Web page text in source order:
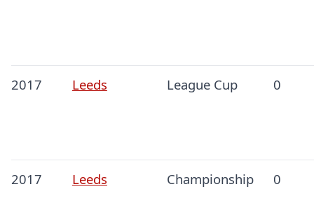
2017 Leeds League Cup 0
2017 Leeds Championship 0